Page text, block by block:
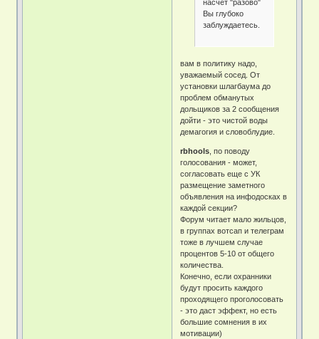
насчёт "разово"
Вы глубоко
заблуждаетесь.
вам в политику надо,
уважаемый сосед. От
установки шлагбаума до
проблем обманутых
дольщиков за 2 сообщения
дойти - это чистой воды
демагогия и словоблудие.
rbhools , по поводу
голосования - может,
согласовать еще с УК
размещение заметного
объявления на инфодосках в
каждой секции?
Форум читает мало жильцов,
в группах вотсап и телеграм
тоже в лучшем случае
процентов 5-10 от общего
количества.
Конечно, если охранники
будут просить каждого
проходящего проголосовать
- это даст эффект, но есть
большие сомнения в их
мотивации)